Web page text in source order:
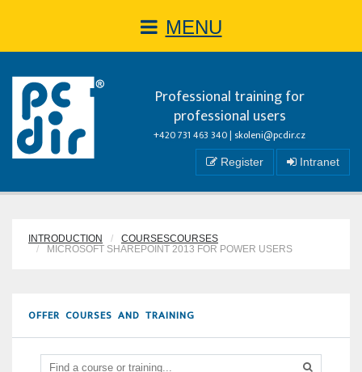
MENU
Professional training for
professional users
+420 731 463 340 | skoleni@pcdir.cz
Register Intranet
INTRODUCTION
COURSESCOURSES
MICROSOFT SHAREPOINT 2013 FOR POWER USERS
OFFER COURSES AND TRAINING